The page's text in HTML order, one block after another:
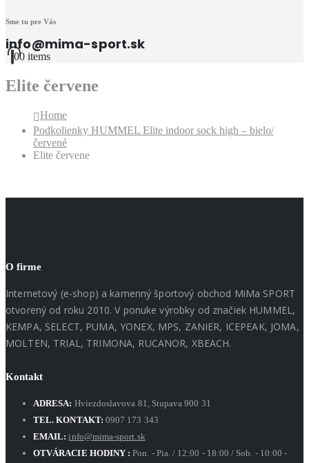
Sme tu pre Vás
info@mima-sport.sk
00 items
Elite červene
Home
Podkolienky HUMMEL Elite indoor sock high – bielo/
červené
Elite červene
O firme
Internetový (e-shop) a kamenný športový obchod MiMa SPORT
otvorený od roku 2010. V ponuke výrobky od značiek HUMMEL,
KEMPA, SELECT, PUMA, YONEX, MPS, ZANIER, ICEPEAK, JOMA,
MOLTEN, TRIAL, TRIMONA, RUCANOR, XBEACH.
Kontakt
ADRESA: Hviezdoslavova 81, Stupava 900 31
TEL. KONTAKT: 0907 173 343
EMAIL: info@mima-sport.sk
OTVÁRACIE HODINY : Pon. - Pia. / 12:00 - 18:00 / Sob. - 10:00 -